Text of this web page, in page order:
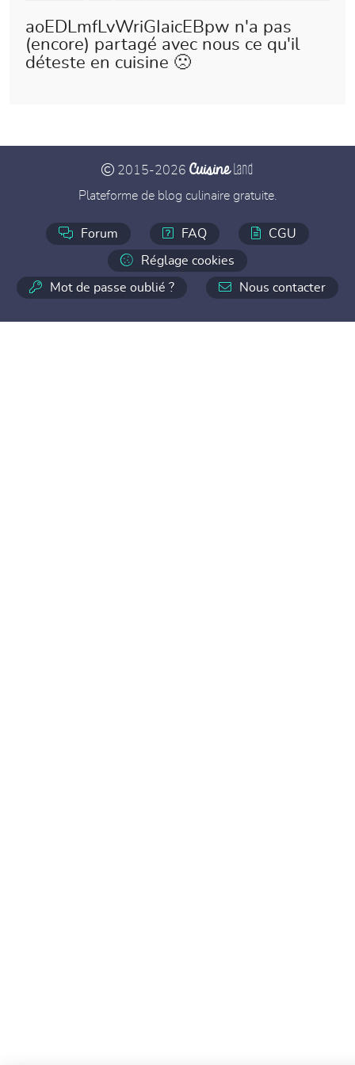
aoEDLmfLvWriGIaicEBpw n'a pas
(encore) partagé avec nous ce qu'il
déteste en cuisine 🙁
2015-2026 CuisineLand
Plateforme de blog culinaire gratuite.
Forum FAQ CGU
Réglage cookies
Mot de passe oublié ? Nous contacter